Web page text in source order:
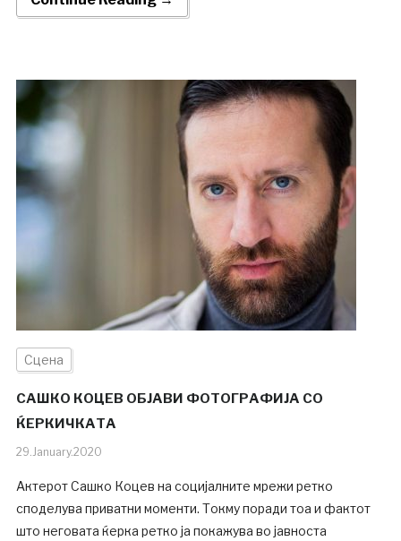
Сцена
САШКО КОЦЕВ ОБЈАВИ ФОТОГРАФИЈА СО
ЌЕРКИЧКАТА
29.January.2020
Актерот Сашко Коцев на социјалните мрежи ретко
споделува приватни моменти. Токму поради тоа и фактот
што неговата ќерка ретко ја покажува во јавноста